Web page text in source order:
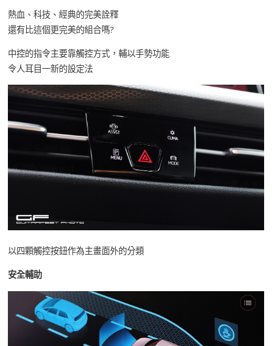
熱血、科技、經典的完美詮釋
還有比這個更完美的組合嗎?
中控的指令主要靠觸控方式，輔以手勢功能
令人耳目一新的設定法
以四顆觸控按鈕作為主畫面外的分類
安全輔助